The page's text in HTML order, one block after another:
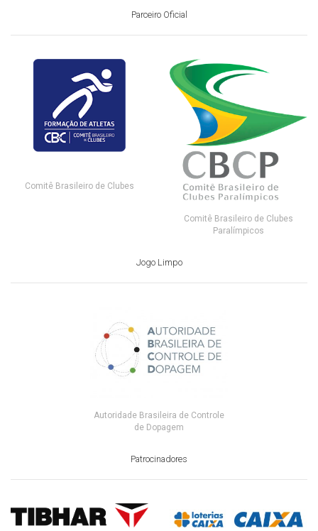
Parceiro Oficial
Comitê Brasileiro de Clubes
Comitê Brasileiro de Clubes
Paralímpicos
Jogo Limpo
Autoridade Brasileira de Controle
de Dopagem
Patrocinadores